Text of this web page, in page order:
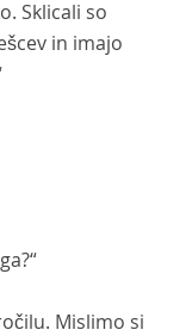
Sklicali so
in imajo
Mislimo si